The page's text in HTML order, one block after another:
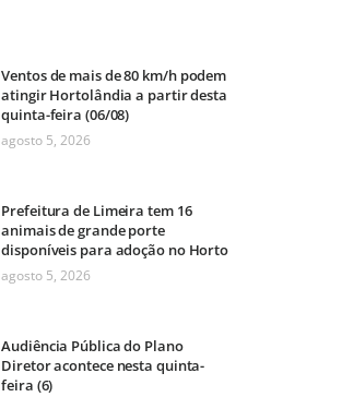
Ventos de mais de 80 km/h podem
atingir Hortolândia a partir desta
quinta-feira (06/08)
agosto 5, 2026
Prefeitura de Limeira tem 16
animais de grande porte
disponíveis para adoção no Horto
agosto 5, 2026
Audiência Pública do Plano
Diretor acontece nesta quinta-
feira (6)